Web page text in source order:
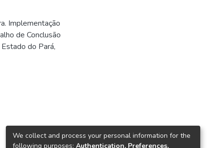
Implementação
de Conclusão
do Pará,
We collect and process your personal information for the
following purposes: Authentication, Preferences,